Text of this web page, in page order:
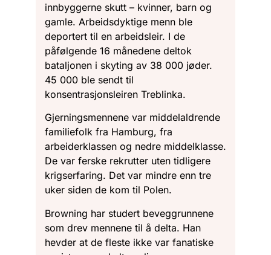
innbyggerne skutt – kvinner, barn og
gamle. Arbeidsdyktige menn ble
deportert til en arbeidsleir. I de
påfølgende 16 månedene deltok
bataljonen i skyting av 38 000 jøder.
45 000 ble sendt til
konsentrasjonsleiren Treblinka.
Gjerningsmennene var middelaldrende
familiefolk fra Hamburg, fra
arbeiderklassen og nedre middelklasse.
De var ferske rekrutter uten tidligere
krigserfaring. Det var mindre enn tre
uker siden de kom til Polen.
Browning har studert beveggrunnene
som drev mennene til å delta. Han
hevder at de fleste ikke var fanatiske